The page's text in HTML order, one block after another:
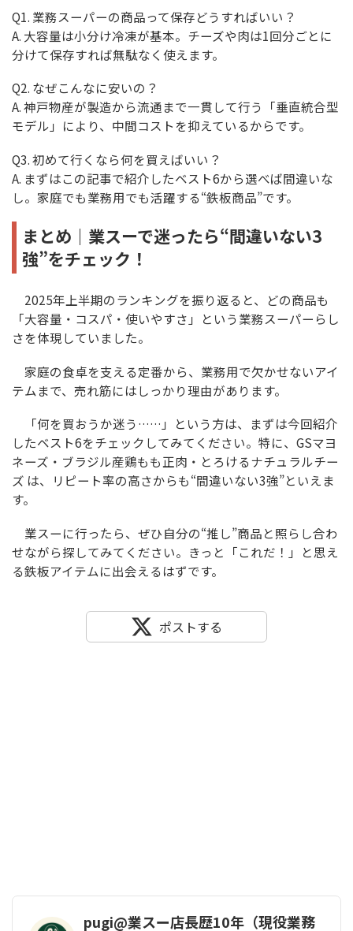
Q1. 業務スーパーの商品って保存どうすればいい？
A. 大容量は小分け冷凍が基本。チーズや肉は1回分ごとに
分けて保存すれば無駄なく使えます。
Q2. なぜこんなに安いの？
A. 神戸物産が製造から流通まで一貫して行う「垂直統合型
モデル」により、中間コストを抑えているからです。
Q3. 初めて行くなら何を買えばいい？
A. まずはこの記事で紹介したベスト6から選べば間違いな
し。家庭でも業務用でも活躍する“鉄板商品”です。
まとめ｜業スーで迷ったら“間違いない3
強”をチェック！
2025年上半期のランキングを振り返ると、どの商品も
「大容量・コスパ・使いやすさ」という業務スーパーらし
さを体現していました。
家庭の食卓を支える定番から、業務用で欠かせないアイ
テムまで、売れ筋にはしっかり理由があります。
「何を買おうか迷う……」という方は、まずは今回紹介
したベスト6をチェックしてみてください。特に、GSマヨ
ネーズ・ブラジル産鶏もも正肉・とろけるナチュラルチー
ズ は、リピート率の高さからも“間違いない3強”といえま
す。
業スーに行ったら、ぜひ自分の“推し”商品と照らし合わ
せながら探してみてください。きっと「これだ！」と思え
る鉄板アイテムに出会えるはずです。
ポストする
pugi@業スー店長歴10年（現役業務